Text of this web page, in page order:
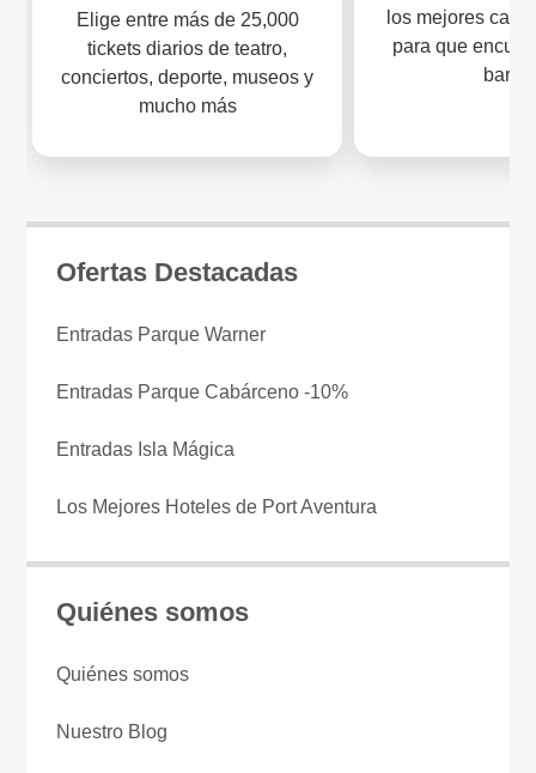
Elige entre más de 25,000
tickets diarios de teatro,
conciertos, deporte, museos y
mucho más
los mejores
para que
barato
Ofertas Destacadas
Entradas Parque Warner
Entradas Parque Cabárceno -10%
Entradas Isla Mágica
Los Mejores Hoteles de Port Aventura
Quiénes somos
Quiénes somos
Nuestro Blog